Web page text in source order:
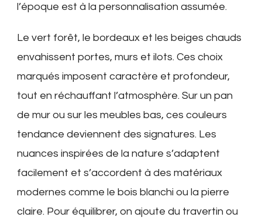
l’époque est à la personnalisation assumée.
Le vert forêt, le bordeaux et les beiges chauds
envahissent portes, murs et ilots. Ces choix
marqués imposent caractère et profondeur,
tout en réchauffant l’atmosphère. Sur un pan
de mur ou sur les meubles bas, ces couleurs
tendance deviennent des signatures. Les
nuances inspirées de la nature s’adaptent
facilement et s’accordent à des matériaux
modernes comme le bois blanchi ou la pierre
claire. Pour équilibrer, on ajoute du travertin ou